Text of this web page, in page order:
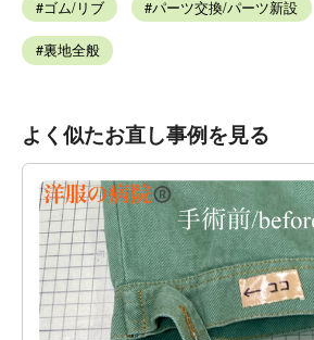
ゴム/リブ パーツ交換/パーツ新設
裏地全般
よく似たお直し事例を見る